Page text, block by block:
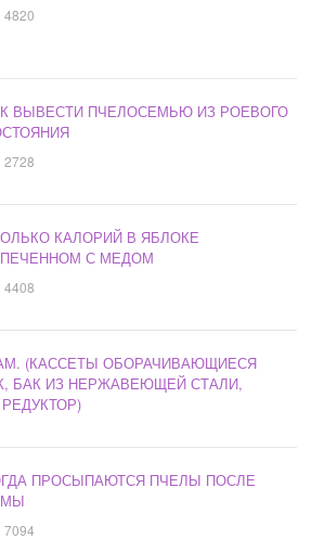
4820
ВЫВЕСТИ ПЧЕЛОСЕМЬЮ ИЗ РОЕВОГО
2728
КАЛОРИЙ В ЯБЛОКЕ
С МЕДОМ
4408
(КАССЕТЫ ОБОРАЧИВАЮЩИЕСЯ
БАК ИЗ НЕРЖАВЕЮЩЕЙ СТАЛИ,
ПРОСЫПАЮТСЯ ПЧЕЛЫ ПОСЛЕ
7094